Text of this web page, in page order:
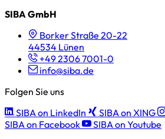
SIBA GmbH
Borker Straße 20-22
44534 Lünen
+49 2306 7001-0
info@siba.de
Folgen Sie uns
SIBA on LinkedIn
SIBA on XING
SIBA on Facebook
SIBA on Youtube